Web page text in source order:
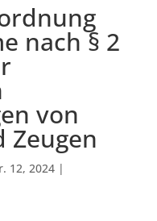
nach § 2
von
Zeugen
12, 2024|